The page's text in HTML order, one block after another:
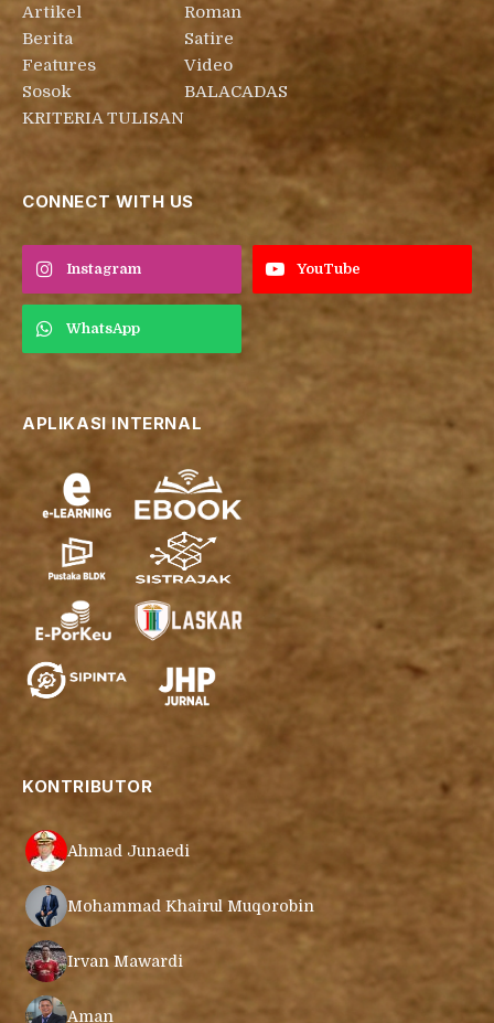
Artikel
Berita
Features
Sosok
KRITERIA TULISAN
Roman
Satire
Video
BALACADAS
CONNECT WITH US
Instagram YouTube
WhatsApp
APLIKASI INTERNAL
KONTRIBUTOR
Ahmad Junaedi
Mohammad Khairul Muqorobin
Irvan Mawardi
Aman